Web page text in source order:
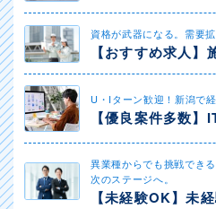
資格が武器になる。需要
【おすすめ求人】
U・Iターン歓迎！新潟で
【優良案件多数】
異業種からでも挑戦でき
次のステージへ。
【未経験OK】未